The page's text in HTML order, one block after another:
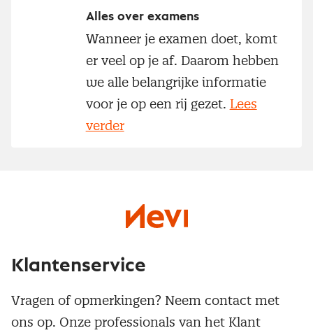
Alles over examens
Wanneer je examen doet, komt
er veel op je af. Daarom hebben
we alle belangrijke informatie
voor je op een rij gezet. Lees
verder
Klantenservice
Vragen of opmerkingen? Neem contact met
ons op. Onze professionals van het Klant